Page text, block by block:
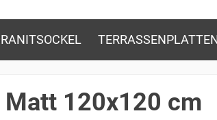
Matt 120x120 cm